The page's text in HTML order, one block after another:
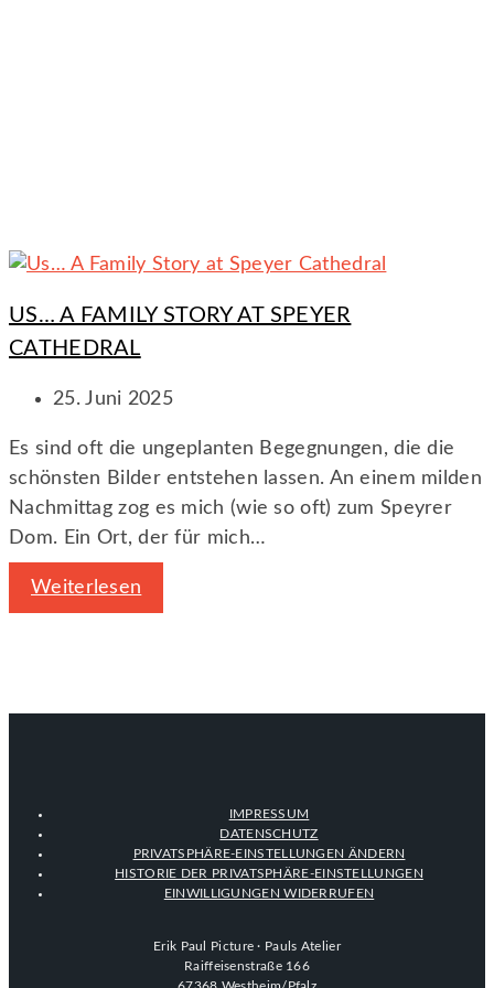
US… A FAMILY STORY AT SPEYER
CATHEDRAL
25. Juni 2025
Es sind oft die ungeplanten Begegnungen, die die
schönsten Bilder entstehen lassen. An einem milden
Nachmittag zog es mich (wie so oft) zum Speyrer
Dom. Ein Ort, der für mich…
Weiterlesen
IMPRESSUM
DATENSCHUTZ
PRIVATSPHÄRE-EINSTELLUNGEN ÄNDERN
HISTORIE DER PRIVATSPHÄRE-EINSTELLUNGEN
EINWILLIGUNGEN WIDERRUFEN
Erik Paul Picture · Pauls Atelier
Raiffeisenstraße 166
67368 Westheim/Pfalz